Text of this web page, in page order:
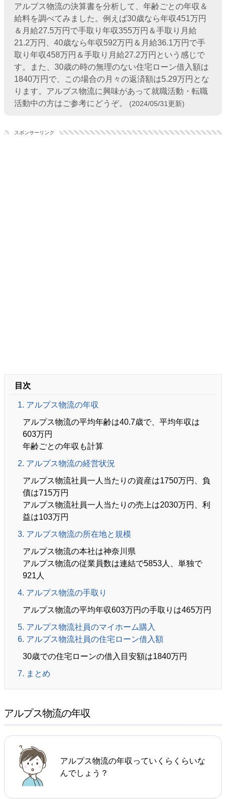
アルプス物流の決算書を分析して、年齢ごとの年収＆
給料を調べてみました。例えば30歳なら年収451万円
＆月給27.5万円で手取り年収355万円＆手取り月給
21.2万円、40歳なら年収592万円＆月給36.1万円で手
取り年収458万円＆手取り月給27.2万円という感じで
す。また、30歳の時の無理のない住宅ローン借入額は
1840万円で、この場合の月々の返済額は5.29万円とな
ります。アルプス物流に興味があって就職活動・転職
活動中の方はご参考にどうぞ。 (2024/05/31更新)
スポンサーリンク
目次
1. アルプス物流の年収
アルプス物流の平均年齢は40.7歳で、平均年収は
603万円
年齢ごとの年収も計算
2. アルプス物流の経営状況
アルプス物流社員一人当たりの資産は1750万円、負
債は715万円
アルプス物流社員一人当たりの売上は2030万円、利
益は103万円
3. アルプス物流の所在地と規模
アルプス物流の本社は神奈川県
アルプス物流の従業員数は連結で5853人、単独で
921人
4. アルプス物流の手取り
アルプス物流の平均年収603万円の手取りは465万円
5. アルプス物流社員のマイホーム購入
6. アルプス物流社員の住宅ローン借入額
30歳での住宅ローンの借入目安額は1840万円
7. まとめ
アルプス物流の年収
アルプス物流の年収っていくらくらいな
んでしょう？